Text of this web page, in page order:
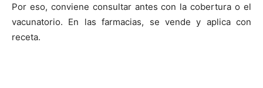
Por eso, conviene consultar antes con la cobertura o el
vacunatorio. En las farmacias, se vende y aplica con
receta.